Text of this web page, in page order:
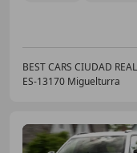
BEST CARS CIUDAD REAL
ES-13170 Miguelturra